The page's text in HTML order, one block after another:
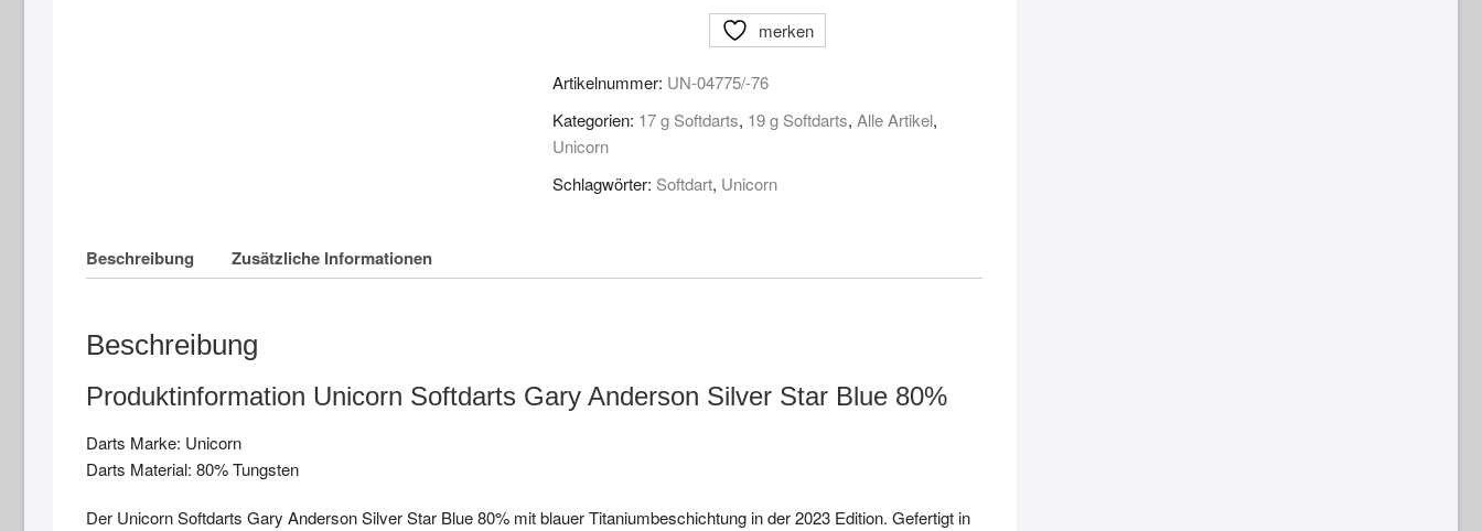
Star
Blue
80%
merken
Artikelnummer: UN-04775/-76
Kategorien: 17 g Softdarts, 19 g Softdarts,Alle Artikel,
Unicorn
Schlagwörter: Softdart, Unicorn
Beschreibung Zusätzliche Informationen
Beschreibung
Produktinformation Unicorn Softdarts Gary Anderson Silver Star Blue 80%
Darts Marke: Unicorn
Darts Material: 80% Tungsten
Der Unicorn Softdarts Gary Anderson Silver Star Blue 80% mit blauer Titaniumbeschichtung in der 2023 Edition. Gefertigt in